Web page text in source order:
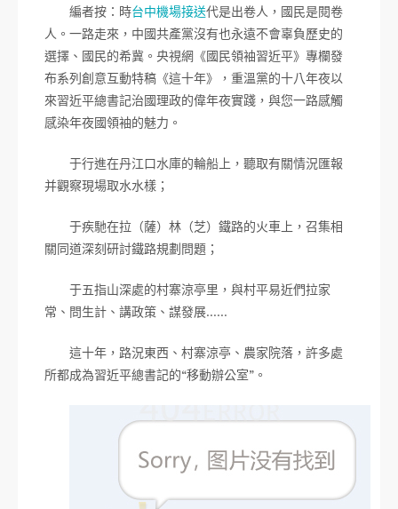
編者按：時台中機場接送代是出卷人，國民是閱卷
人。一路走來，中國共產黨沒有也永遠不會辜負歷史的
選擇、國民的希冀。央視網《國民領袖習近平》專欄發
布系列創意互動特稿《這十年》，重溫黨的十八年夜以
來習近平總書記治國理政的偉年夜實踐，與您一路感觸
感染年夜國領袖的魅力。
于行進在丹江口水庫的輪船上，聽取有關情況匯報
并觀察現場取水水樣；
于疾馳在拉（薩）林（芝）鐵路的火車上，召集相
關同道深刻研討鐵路規劃問題；
于五指山深處的村寨涼亭里，與村平易近們拉家
常、問生計、講政策、謀發展……
這十年，路況東西、村寨涼亭、農家院落，許多處
所都成為習近平總書記的“移動辦公室”。